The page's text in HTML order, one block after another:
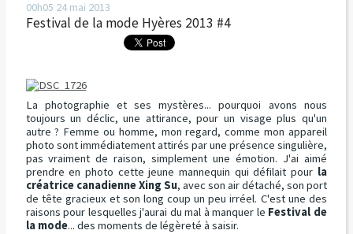
00h05 24 mai 2013
Festival de la mode Hyères 2013 #4
La photographie et ses mystères... pourquoi avons nous
toujours un déclic, une attirance, pour un visage plus qu'un
autre ? Femme ou homme, mon regard, comme mon appareil
photo sont immédiatement attirés par une présence singulière,
pas vraiment de raison, simplement une émotion. J'ai aimé
prendre en photo cette jeune mannequin qui défilait pour la
créatrice canadienne Xing Su, avec son air détaché, son port
de tête gracieux et son long coup un peu irréel. C'est une des
raisons pour lesquelles j'aurai du mal à manquer le Festival de
la mode... des moments de légèreté à saisir.